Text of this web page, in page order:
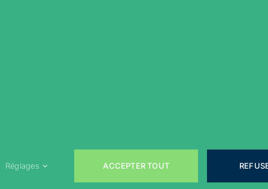
Réglages ACCEPTER TOUT